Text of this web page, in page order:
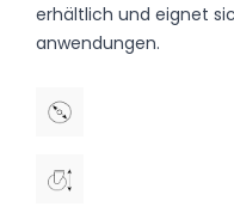
erhältlich und eignet
anwendungen.